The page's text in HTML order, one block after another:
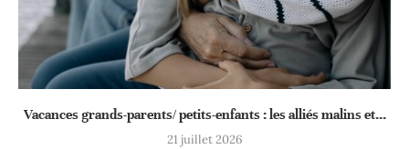
Vacances grands-parents/ petits-enfants : les alliés malins et...
21 juillet 2026